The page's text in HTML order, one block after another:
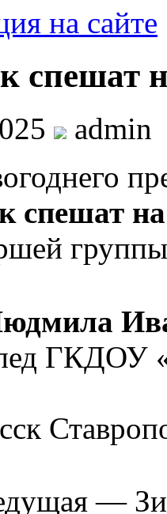
на сайте
спешат
admin
спешат
группы
ГКДОУ
—